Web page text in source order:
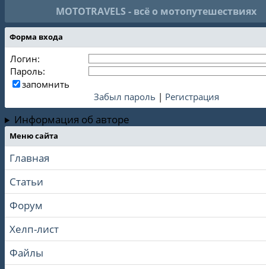
MOTOTRAVELS - всё о мотопутешествиях
Форма входа
Логин:
Пароль:
запомнить
Забыл пароль | Регистрация
Информация об авторе
Меню сайта
Главная
Статьи
Форум
Хелп-лист
Файлы